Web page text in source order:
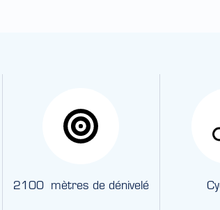
2100 mètres de dénivelé